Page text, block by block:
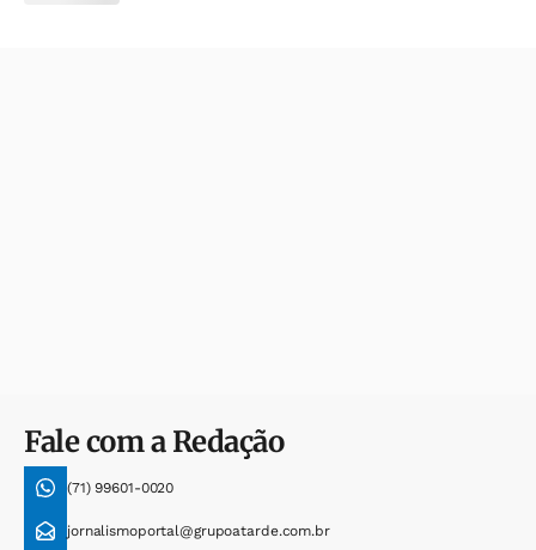
Fale com a Redação
(71) 99601-0020
jornalismoportal@grupoatarde.com.br